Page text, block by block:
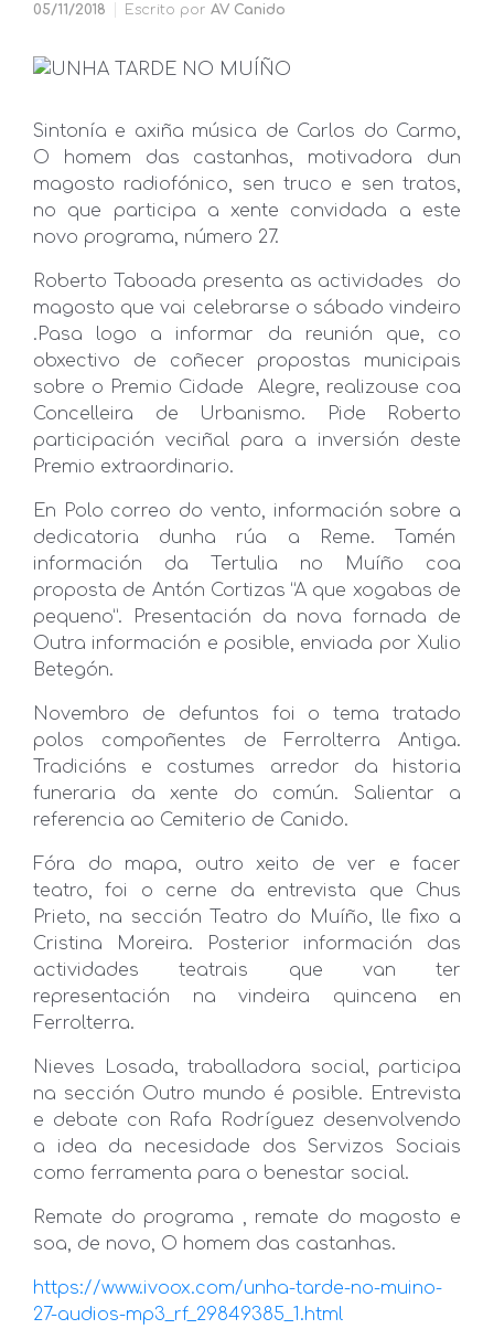
05/11/2018 Escrito por AV Canido
Sintonía e axiña música de Carlos do Carmo,
O homem das castanhas, motivadora dun
magosto radiofónico, sen truco e sen tratos,
no que participa a xente convidada a este
novo programa, número 27.
Roberto Taboada presenta as actividades do
magosto que vai celebrarse o sábado vindeiro
.Pasa logo a informar da reunión que, co
obxectivo de coñecer propostas municipais
sobre o Premio Cidade Alegre, realizouse coa
Concelleira de Urbanismo. Pide Roberto
participación veciñal para a inversión deste
Premio extraordinario.
En Polo correo do vento, información sobre a
dedicatoria dunha rúa a Reme. Tamén
información da Tertulia no Muíño coa
proposta de Antón Cortizas “A que xogabas de
pequeno”. Presentación da nova fornada de
Outra información e posible, enviada por Xulio
Betegón.
Novembro de defuntos foi o tema tratado
polos compoñentes de Ferrolterra Antiga.
Tradicións e costumes arredor da historia
funeraria da xente do común. Salientar a
referencia ao Cemiterio de Canido.
Fóra do mapa, outro xeito de ver e facer
teatro, foi o cerne da entrevista que Chus
Prieto, na sección Teatro do Muíño, lle fixo a
Cristina Moreira. Posterior información das
actividades teatrais que van ter
representación na vindeira quincena en
Ferrolterra.
Nieves Losada, traballadora social, participa
na sección Outro mundo é posible. Entrevista
e debate con Rafa Rodríguez desenvolvendo
a idea da necesidade dos Servizos Sociais
como ferramenta para o benestar social.
Remate do programa , remate do magosto e
soa, de novo, O homem das castanhas.
https://www.ivoox.com/unha-tarde-no-muino-
27-audios-mp3_rf_29849385_1.html